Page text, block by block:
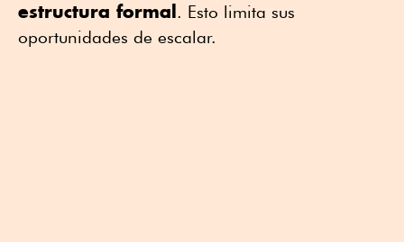
estructura formal. Esto limita sus
oportunidades de escalar.